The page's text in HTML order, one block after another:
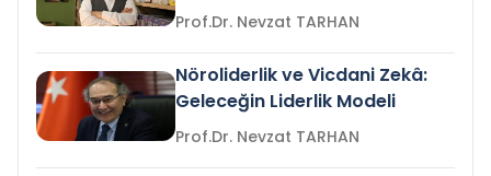
Prof.Dr. Nevzat TARHAN
Nöroliderlik ve Vicdani Zekâ:
Geleceğin Liderlik Modeli
Prof.Dr. Nevzat TARHAN